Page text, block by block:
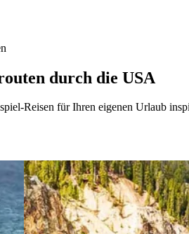
durch die USA
Reisen für Ihren eigenen Urlaub
View 3 Wochen
Rockies zu zweit